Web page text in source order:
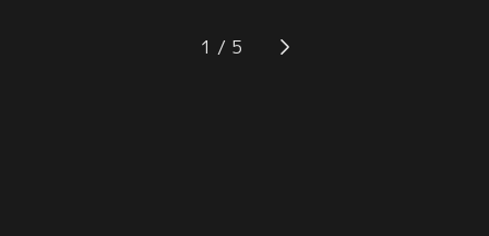
さらい、殺して毛生え薬にしようと
する…。※第1話-第34話のオープニ
話-第34話のオープニング映像・音
楽は、都合により放送当時のものと
1